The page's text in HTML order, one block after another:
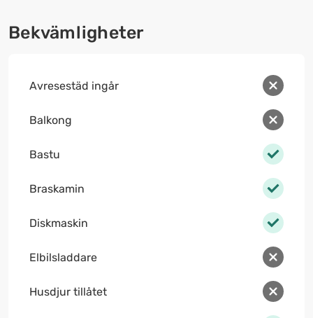
Bekvämligheter
Avresestäd ingår
Balkong
Bastu
Braskamin
Diskmaskin
Elbilsladdare
Husdjur tillåtet